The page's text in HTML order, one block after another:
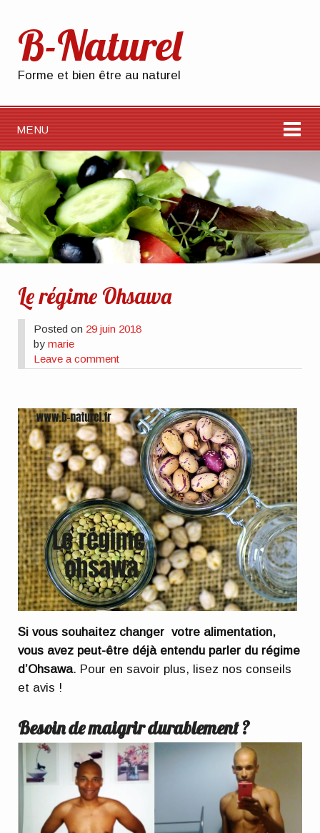
B-Naturel
Forme et bien être au naturel
MENU
Le régime Ohsawa
Posted on 29 juin 2018
bymarie
Leave a comment
Si vous souhaitez changer votre alimentation,
vous avez peut-être déjà entendu parler du régime
d’Ohsawa. Pour en savoir plus, lisez nos conseils
et avis !
Besoin de maigrir durablement ?